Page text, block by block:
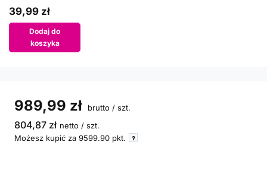
39,99 zł
Dodaj do
koszyka
989,99 zł brutto / szt.
804,87 zł netto / szt.
Możesz kupić za 9599.90 pkt.